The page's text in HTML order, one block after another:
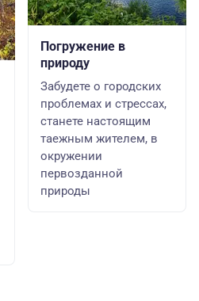
Погружение в
природу
Забудете о городских
проблемах и стрессах,
станете настоящим
таежным жителем, в
окружении
первозданной
природы